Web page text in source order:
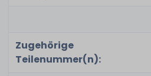
Zugehörige
Teilenummer(n):